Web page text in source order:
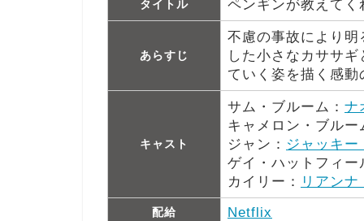
タイトル ペンギンが教えてく
あらすじ
不慮の事故により
した小さなカササ
ていく姿を描く感動
キャスト
サム・ブルーム： ナ
キャメロン・ブルー
ジャン： ジャッキ
ゲイ・ハットフィー
カイリー：
リアン
配給 Netflix